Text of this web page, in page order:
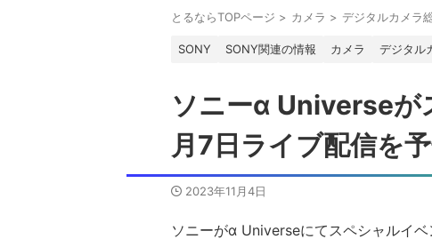
とるならTOPページ > カメラ > デジタルカメラ
SONY SONY関連の情報 カメラ デジタル
ソニーα Universeが
月7日ライブ配信を
2023年11月4日
ソニーがα Universeにてスペシャルイ